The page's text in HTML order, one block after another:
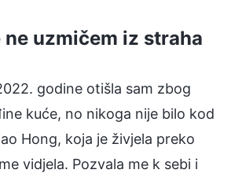
ne uzmičem iz straha
godine otišla sam zbog
kuće, no nikoga nije bilo kod
Hong, koja je živjela preko
vidjela. Pozvala me k sebi i